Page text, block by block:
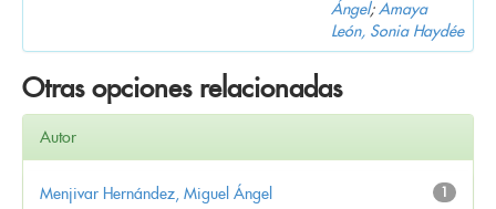
Ángel; Amaya
León, Sonia Haydée
Otras opciones relacionadas
Autor
1
Menjivar Hernández, Miguel Ángel